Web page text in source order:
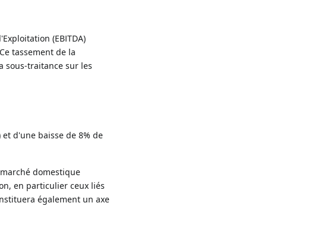
(EBITDA)
tassement de la
sous-traitance sur les
d'une baisse de 8% de
domestique
en particulier ceux liés
également un axe